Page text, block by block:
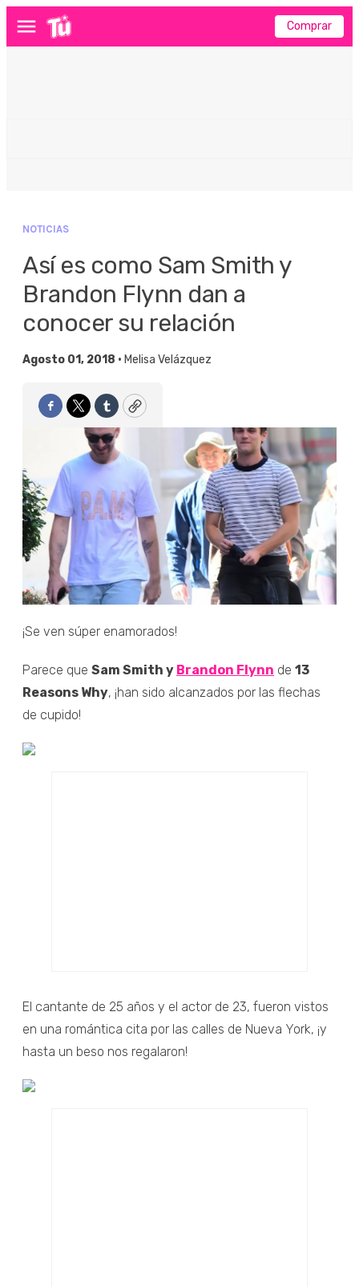
Menú Comprar
NOTICIAS
Así es como Sam Smith y
Brandon Flynn dan a
conocer su relación
Agosto 01, 2018 • Melisa Velázquez
Facebook
TwitterTumblrCopy
¡Se ven súper enamorados!
Parece que Sam Smith y Brandon Flynn de 13
Reasons Why, ¡han sido alcanzados por las flechas
de cupido!
El cantante de 25 años y el actor de 23, fueron vistos
en una romántica cita por las calles de Nueva York, ¡y
hasta un beso nos regalaron!